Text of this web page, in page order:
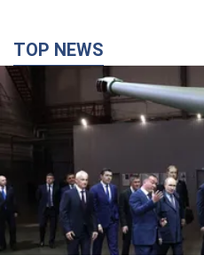
Кремль отримав "вікно
залишився майже без
Інтерв’ю з Мельником
Думка, що в Росії закінчаться
небезпечна, наголосив експерт
Україна має
поставку ракет до